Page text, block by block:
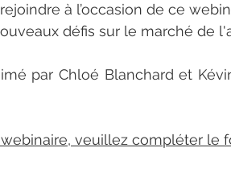
à l’occasion de ce
défis sur le marché de
par Chloé Blanchard et
veuillez compléter le